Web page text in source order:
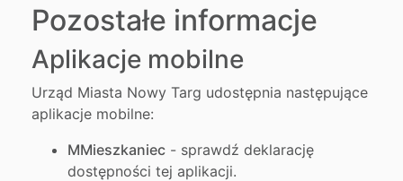
Pozostałe informacje
Aplikacje mobilne
Urząd Miasta Nowy Targ udostępnia następujące
aplikacje mobilne:
MMieszkaniec - sprawdź deklarację
dostępności tej aplikacji.